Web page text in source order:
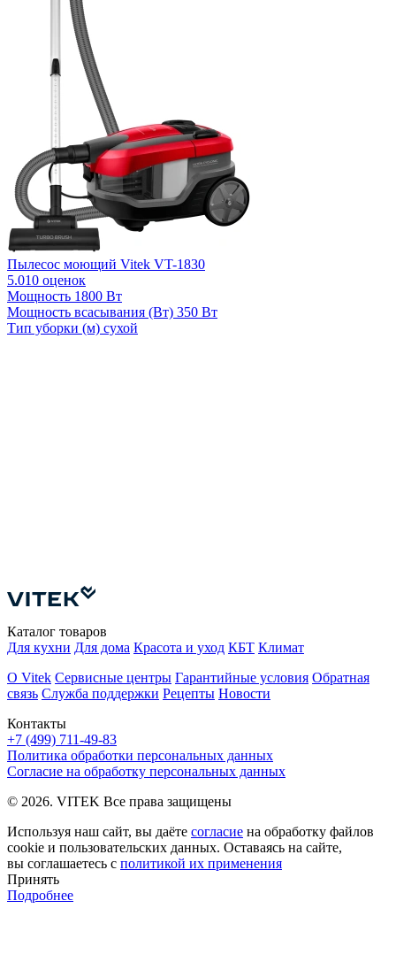
Пылесос моющий Vitek VT-1830
5.010 оценок
Мощность 1800 Вт
Мощность всасывания (Вт) 350 Вт
Тип уборки (м) сухой
Контакты
+7 (499) 711-49-83
Каталог товаров
Для кухни Для дома Красота и уход КБТ Климат
О Vitek Сервисные центры Гарантийные условия Обратная
связь Служба поддержки Рецепты Новости
Политика обработки персональных данных
Согласие на обработку персональных данных
© 2026. VITEK Все права защищены
Используя наш сайт, вы даёте согласие на обработку файлов
cookie и пользовательских данных. Оставаясь на сайте,
вы соглашаетесь с политикой их применения
Принять
Подробнее